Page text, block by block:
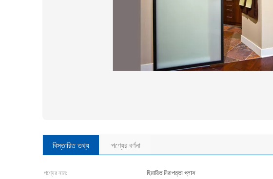
বিস্তারিত তথ্য পণ্যের বর্ণনা
পণ্যের নাম: হিমায়িত নিরাপত্তা গ্লাস